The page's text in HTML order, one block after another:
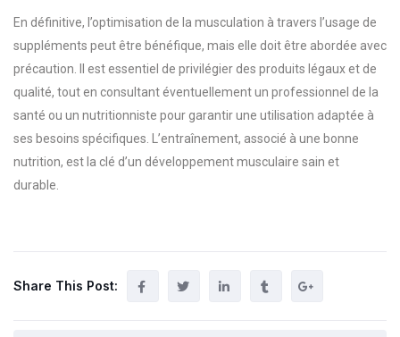
En définitive, l’optimisation de la musculation à travers l’usage de
suppléments peut être bénéfique, mais elle doit être abordée avec
précaution. Il est essentiel de privilégier des produits légaux et de
qualité, tout en consultant éventuellement un professionnel de la
santé ou un nutritionniste pour garantir une utilisation adaptée à
ses besoins spécifiques. L’entraînement, associé à une bonne
nutrition, est la clé d’un développement musculaire sain et
durable.
Share This Post: